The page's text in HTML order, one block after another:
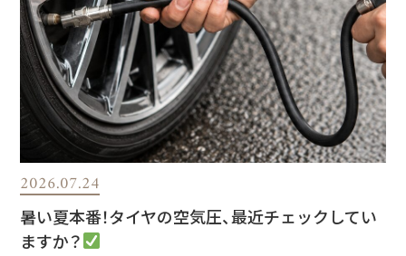
2026.07.24
暑い夏本番！タイヤの空気圧、最近チェックしてい
ますか？